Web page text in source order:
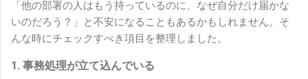
「他の部署の人はもう持っているのに、なぜ自分だけ届かな
いのだろう？」と不安になることもあるかもしれません。そ
んな時にチェックすべき項目を整理しました。
1. 事務処理が立て込んでいる